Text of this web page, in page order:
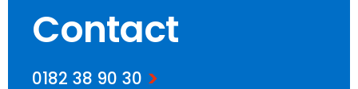
Contact
0182 38 90 30